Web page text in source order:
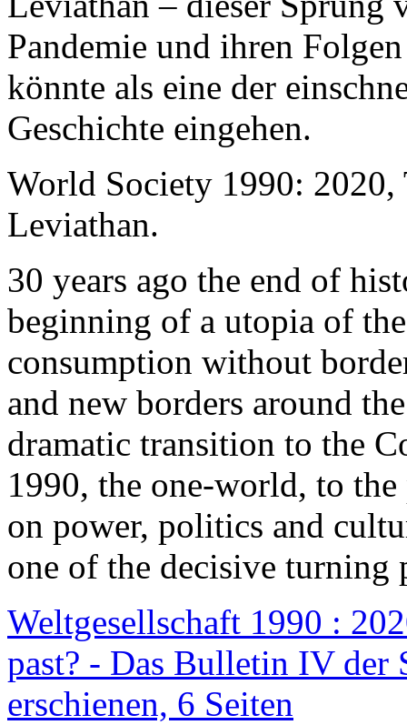
Pandemie und ihren
könnte als eine der
Geschichte eingehen.
World Society 1990: 2020,
Leviathan.
30 years ago the end of
beginning of a utopia of
consumption without
and new borders around
dramatic transition to the
1990, the one-world, to the
on power, politics and
one of the decisive turning
Weltgesellschaft 1990 :
past? - Das Bulletin IV der
erschienen, 6 Seiten